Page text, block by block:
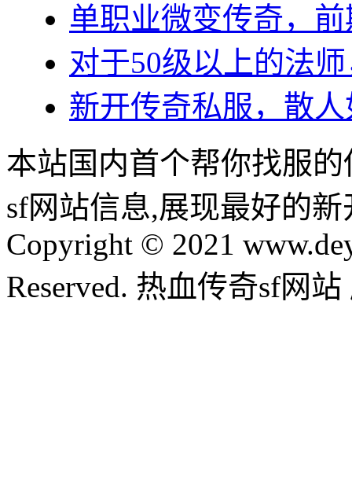
单职业微变传奇，
对于50级以上的法
新开传奇私服，散
本站国内首个帮你找服
sf网站信息,展现最好的
Copyright © 2021
Reserved. 热血传奇sf网